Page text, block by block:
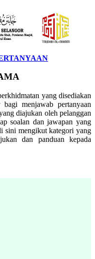
yang disediakan
menjawab pertanyaan
diajukan oleh pelanggan
soalan dan jawapan yang
sini mengikut kategori yang
dan panduan kepada